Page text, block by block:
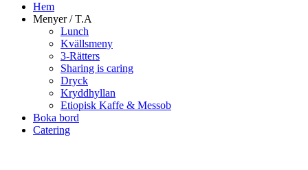
Hem
Menyer / T.A
Lunch
Kvällsmeny
3-Rätters
Sharing is caring
Dryck
Kryddhyllan
Etiopisk Kaffe & Messob
Boka bord
Catering